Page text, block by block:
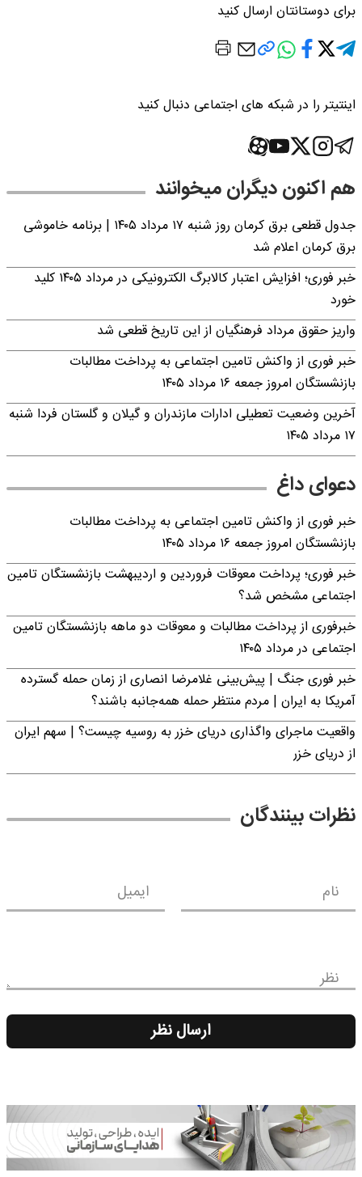
برای دوستانتان ارسال کنید
اینتیتر را در شبکه های اجتماعی دنبال کنید
هم اکنون دیگران میخوانند
جدول قطعی برق کرمان روز شنبه ۱۷ مرداد ۱۴۰۵ | برنامه خاموشی
برق کرمان اعلام شد
خبر فوری؛ افزایش اعتبار کالابرگ الکترونیکی در مرداد ۱۴۰۵ کلید
خورد
واریز حقوق مرداد فرهنگیان از این تاریخ قطعی شد
خبر فوری از واکنش تامین اجتماعی به پرداخت مطالبات
بازنشستگان امروز جمعه ۱۶ مرداد ۱۴۰۵
آخرین وضعیت تعطیلی ادارات مازندران و گیلان و گلستان فردا شنبه
۱۷ مرداد ۱۴۰۵
دعوای داغ
خبر فوری از واکنش تامین اجتماعی به پرداخت مطالبات
بازنشستگان امروز جمعه ۱۶ مرداد ۱۴۰۵
خبر فوری؛ پرداخت معوقات فروردین و اردیبهشت بازنشستگان تامین
اجتماعی مشخص شد؟
خبرفوری از پرداخت مطالبات و معوقات دو ماهه بازنشستگان تامین
اجتماعی در مرداد ۱۴۰۵
خبر فوری جنگ | پیش‌بینی غلامرضا انصاری از زمان حمله گسترده
آمریکا به ایران | مردم منتظر حمله همه‌جانبه باشند؟
واقعیت ماجرای واگذاری دریای خزر به روسیه چیست؟ | سهم ایران
از دریای خزر
نظرات بینندگان
نام ایمیل
نظر
ارسال نظر